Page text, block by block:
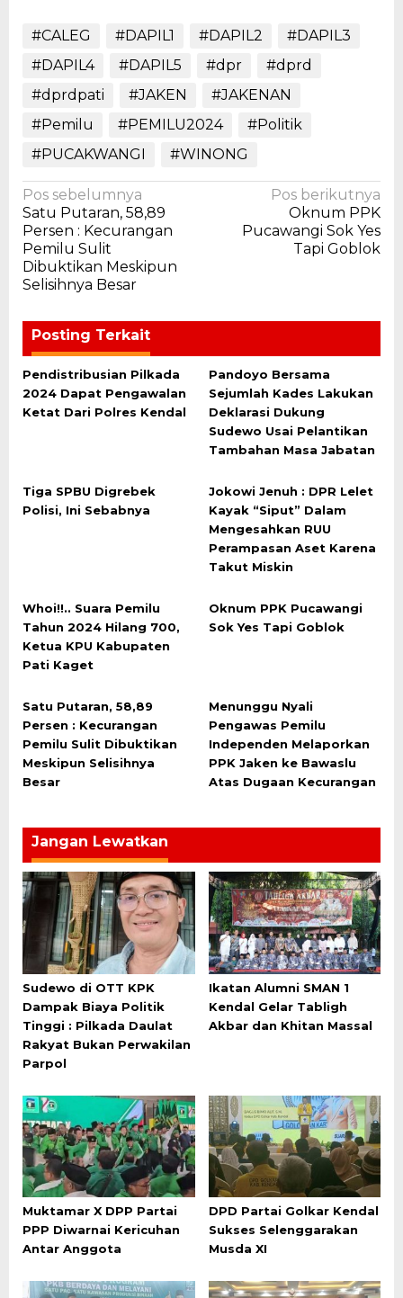
#CALEG #DAPIL1 #DAPIL2
#DAPIL3
#DAPIL4
#DAPIL5 #dpr
#dprd
#dprdpati
#JAKEN
#JAKENAN
#Pemilu
#PEMILU2024
#Politik
#PUCAKWANGI
#WINONG
Navigasi
pos
Pos sebelumnya
Satu Putaran, 58,89
Persen : Kecurangan
Pemilu Sulit
Dibuktikan Meskipun
Selisihnya Besar
Pos berikutnya
Oknum PPK
Pucawangi Sok Yes
Tapi Goblok
Posting Terkait
Pendistribusian Pilkada
2024 Dapat Pengawalan
Ketat Dari Polres Kendal
Pandoyo Bersama
Sejumlah Kades Lakukan
Deklarasi Dukung
Sudewo Usai Pelantikan
Tambahan Masa Jabatan
Tiga SPBU Digrebek
Polisi, Ini Sebabnya
Jokowi Jenuh : DPR Lelet
Kayak “Siput” Dalam
Mengesahkan RUU
Perampasan Aset Karena
Takut Miskin
Whoi!!.. Suara Pemilu
Tahun 2024 Hilang 700,
Ketua KPU Kabupaten
Pati Kaget
Oknum PPK Pucawangi
Sok Yes Tapi Goblok
Satu Putaran, 58,89
Persen : Kecurangan
Pemilu Sulit Dibuktikan
Meskipun Selisihnya
Besar
Menunggu Nyali
Pengawas Pemilu
Independen Melaporkan
PPK Jaken ke Bawaslu
Atas Dugaan Kecurangan
Jangan Lewatkan
Sudewo di OTT KPK
Dampak Biaya Politik
Tinggi : Pilkada Daulat
Rakyat Bukan Perwakilan
Parpol
Ikatan Alumni SMAN 1
Kendal Gelar Tabligh
Akbar dan Khitan Massal
Muktamar X DPP Partai
PPP Diwarnai Kericuhan
Antar Anggota
DPD Partai Golkar Kendal
Sukses Selenggarakan
Musda XI